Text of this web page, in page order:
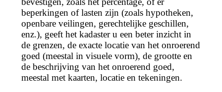
beperkingen of lasten zijn (zoals hypotheken,
openbare veilingen, gerechtelijke geschillen,
enz.), geeft het kadaster u een beter inzicht in
de grenzen, de exacte locatie van het onroerend
goed (meestal in visuele vorm), de grootte en
de beschrijving van het onroerend goed,
meestal met kaarten, locatie en tekeningen.